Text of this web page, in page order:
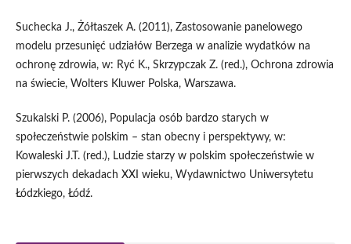
Suchecka J., Żółtaszek A. (2011), Zastosowanie panelowego
modelu przesunięć udziałów Berzega w analizie wydatków na
ochronę zdrowia, w: Ryć K., Skrzypczak Z. (red.), Ochrona zdrowia
na świecie, Wolters Kluwer Polska, Warszawa.
Szukalski P. (2006), Populacja osób bardzo starych w
społeczeństwie polskim – stan obecny i perspektywy, w:
Kowaleski J.T. (red.), Ludzie starzy w polskim społeczeństwie w
pierwszych dekadach XXI wieku, Wydawnictwo Uniwersytetu
Łódzkiego, Łódź.